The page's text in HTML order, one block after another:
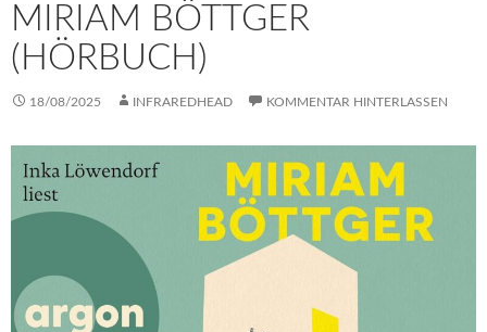
MIRIAM BÖTTGER
(HÖRBUCH)
18/08/2025 INFRAREDHEAD KOMMENTAR HINTERLASSEN